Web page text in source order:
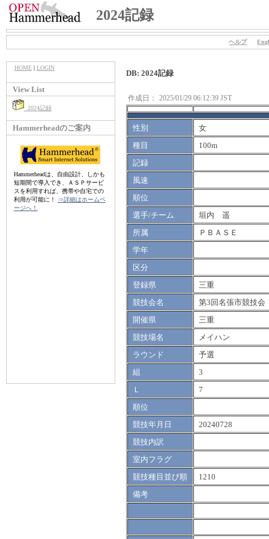
2024記録
ヘルプ
HOME| LOGIN
View List
2024記録
Hammerheadのご案内
Hammerheadは、自由設計、しかも
短期間で導入でき、ＡＳＰサービ
スを利用すれば、携帯や自宅での
利用が可能に！
⇒詳細はホームペ
ージへ！
DB: 2024記録
作成日： 2025/01/29 06:12:39 JST
性別
女
種目
100m
記録
風速
順位
選手/チーム
垣内 遥
所属
ＰＢＡＳＥ
学年
区分
登録県
三重
競技会名
第3回名張市競技会
開催県
三重
競技場名
メイハン
ラウンド
予選
組
3
Ｌ
7
順位
競技年月日
20240728
競技内訳
室内フラグ
競技種目並び順
1210
備考